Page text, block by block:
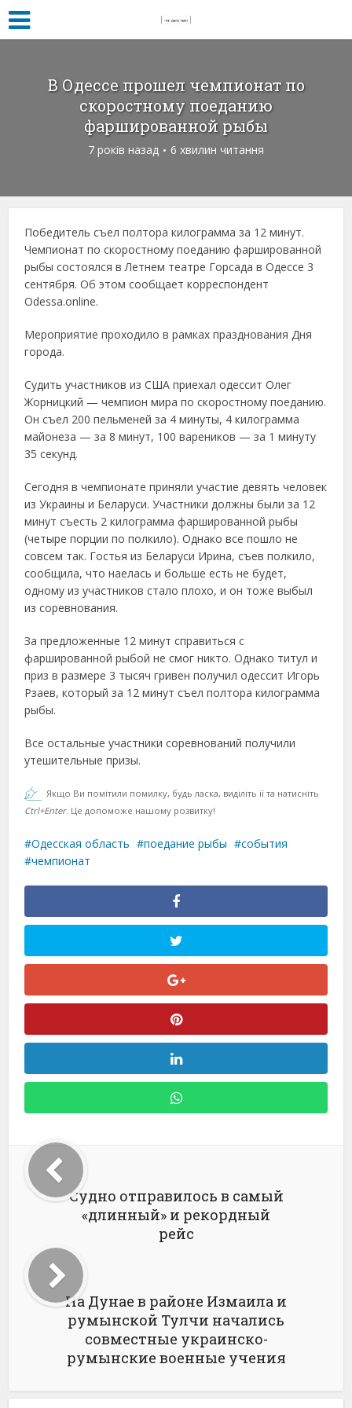
В Одессе прошел чемпионат по
скоростному поеданию
фаршированной рыбы
7 років назад 6 хвилин читання
Победитель съел полтора килограмма за 12 минут.
Чемпионат по скоростному поеданию фаршированной
рыбы состоялся в Летнем театре Горсада в Одессе 3
сентября. Об этом сообщает корреспондент
Odessa.online.
Мероприятие проходило в рамках празднования Дня
города.
Судить участников из США приехал одессит Олег
Жорницкий — чемпион мира по скоростному поеданию.
Он съел 200 пельменей за 4 минуты, 4 килограмма
майонеза — за 8 минут, 100 вареников — за 1 минуту
35 секунд.
Сегодня в чемпионате приняли участие девять человек
из Украины и Беларуси. Участники должны были за 12
минут съесть 2 килограмма фаршированной рыбы
(четыре порции по полкило). Однако все пошло не
совсем так. Гостья из Беларуси Ирина, съев полкило,
сообщила, что наелась и больше есть не будет,
одному из участников стало плохо, и он тоже выбыл
из соревнования.
За предложенные 12 минут справиться с
фаршированной рыбой не смог никто. Однако титул и
приз в размере 3 тысяч гривен получил одессит Игорь
Рзаев, который за 12 минут съел полтора килограмма
рыбы.
Все остальные участники соревнований получили
утешительные призы.
Якщо Ви помітили помилку, будь ласка, виділіть її та натисніть
Ctrl+Enter. Це допоможе нашому розвитку!
Одесская область поедание рыбы
события
чемпионат
Судно отправилось в самый
«длинный» и рекордный
рейс
На Дунае в районе Измаила и
румынской Тулчи начались
совместные украинско-
румынские военные учения